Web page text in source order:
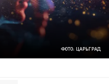
ФОТО: ЦАРЬГРАД